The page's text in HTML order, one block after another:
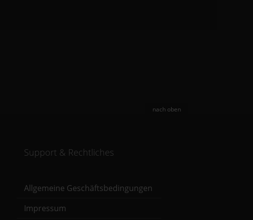
Support & Rechtliches
Allgemeine Geschäftsbedingungen
Impressum
nach oben